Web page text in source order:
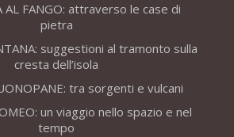
AL FANGO: attraverso le case di
pietra
suggestioni al tramonto sulla
cresta dell’isola
tra sorgenti e vulcani
un viaggio nello spazio e nel
tempo